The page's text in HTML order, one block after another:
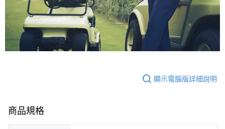
顯示電腦版詳細說明
商品規格